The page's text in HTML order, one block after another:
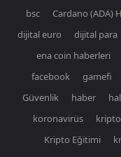
bsc
Cardano (ADA)
dijital euro
dijital para
ena coin haberleri
facebook
gamefi
Güvenlik
haber
koronavirüs
kripto
Kripto Eğitimi